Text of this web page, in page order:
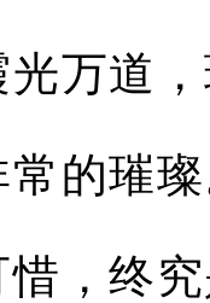
万道
的璀
，终